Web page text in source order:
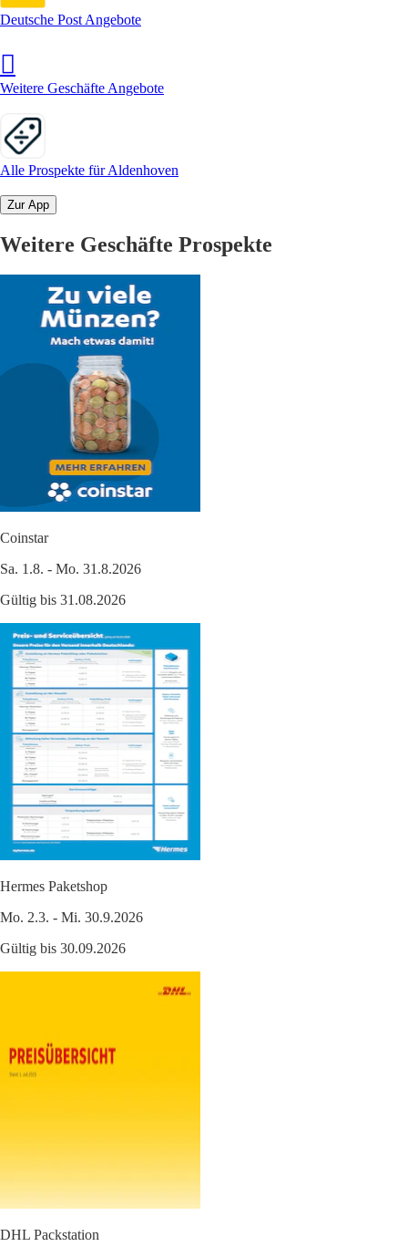
Deutsche Post Angebote
Weitere Geschäfte Angebote
Alle Prospekte für Aldenhoven
Zur App
Weitere Geschäfte Prospekte
Coinstar
Sa. 1.8. - Mo. 31.8.2026
Gültig bis 31.08.2026
Hermes Paketshop
Mo. 2.3. - Mi. 30.9.2026
Gültig bis 30.09.2026
DHL Packstation